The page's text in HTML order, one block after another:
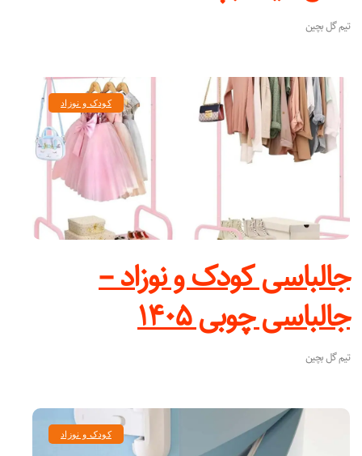
تیم گل بچین
کودک و نوزاد
جالباسی کودک و نوزاد –
جالباسی چوبی ۱۴۰۵
تیم گل بچین
کودک و نوزاد